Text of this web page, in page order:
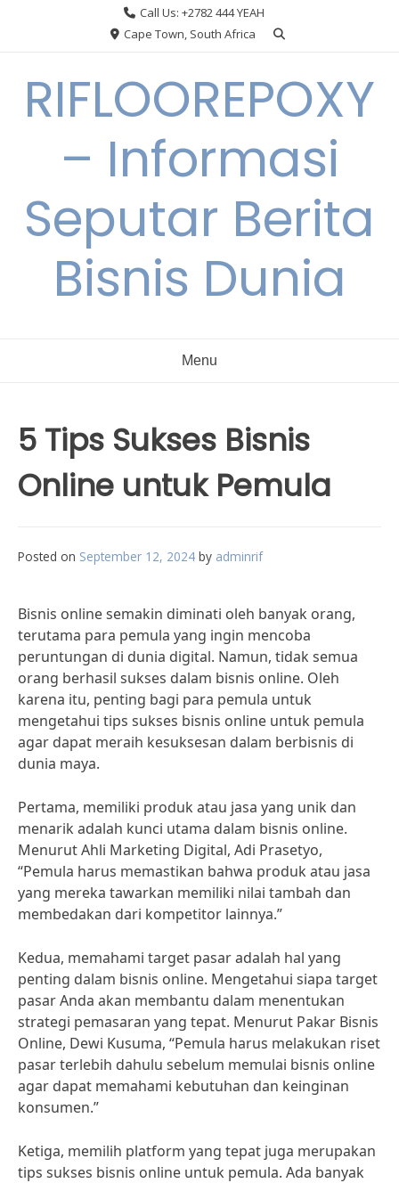
Call Us: +2782 444 YEAH
Cape Town, South Africa
RIFLOOREPOXY
– Informasi
Seputar Berita
Bisnis Dunia
Menu
5 Tips Sukses Bisnis
Online untuk Pemula
Posted on September 12, 2024 by adminrif
Bisnis online semakin diminati oleh banyak orang,
terutama para pemula yang ingin mencoba
peruntungan di dunia digital. Namun, tidak semua
orang berhasil sukses dalam bisnis online. Oleh
karena itu, penting bagi para pemula untuk
mengetahui tips sukses bisnis online untuk pemula
agar dapat meraih kesuksesan dalam berbisnis di
dunia maya.
Pertama, memiliki produk atau jasa yang unik dan
menarik adalah kunci utama dalam bisnis online.
Menurut Ahli Marketing Digital, Adi Prasetyo,
“Pemula harus memastikan bahwa produk atau jasa
yang mereka tawarkan memiliki nilai tambah dan
membedakan dari kompetitor lainnya.”
Kedua, memahami target pasar adalah hal yang
penting dalam bisnis online. Mengetahui siapa target
pasar Anda akan membantu dalam menentukan
strategi pemasaran yang tepat. Menurut Pakar Bisnis
Online, Dewi Kusuma, “Pemula harus melakukan riset
pasar terlebih dahulu sebelum memulai bisnis online
agar dapat memahami kebutuhan dan keinginan
konsumen.”
Ketiga, memilih platform yang tepat juga merupakan
tips sukses bisnis online untuk pemula. Ada banyak